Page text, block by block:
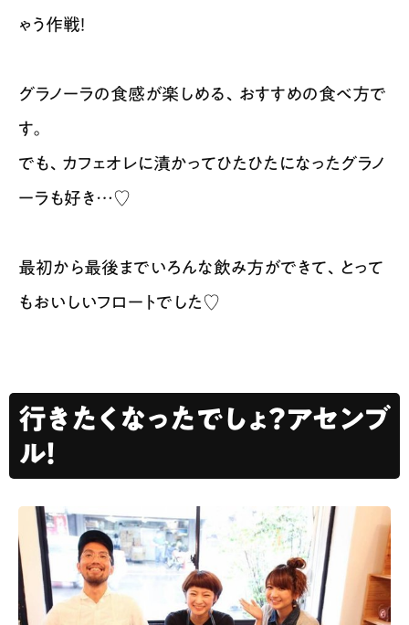
ゃう作戦！
グラノーラの食感が楽しめる、おすすめの食べ方で
す。
でも、カフェオレに漬かってひたひたになったグラノ
ーラも好き…♡
最初から最後までいろんな飲み方ができて、とって
もおいしいフロートでした♡
行きたくなったでしょ？アセンブ
ル！